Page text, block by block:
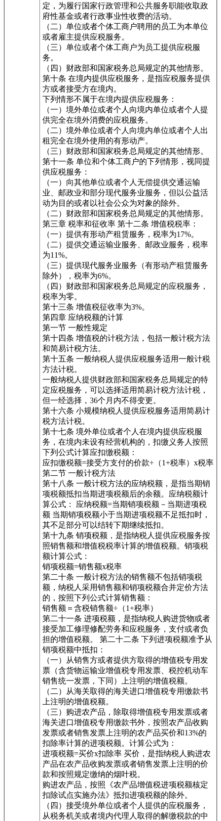
定，为履行国家行政管理和公共服务职能收取政
府性基金或者行政事业性收费的活动。
（二）单位或者个体工商户聘用的员工为本单位
或者雇主提供应税服务。
（三）单位或者个体工商户为员工提供应税服
务。
（四）财政部和国家税务总局规定的其他情形。
第十条 在境内提供应税服务，是指应税服务提供
方或者接受方在境内。
下列情形不属于在境内提供应税服务：
（一）境外单位或者个人向境内单位或者个人提
供完全在境外消费的应税服务。
（二）境外单位或者个人向境内单位或者个人出
租完全在境外使用的有形动产。
（三）财政部和国家税务总局规定的其他情形。
第十一条 单位和个体工商户的下列情形，视同提
供应税服务：
（一）向其他单位或者个人无偿提供交通运输
业、邮政业和部分现代服务业服务，但以公益活
动为目的或者以社会公众为对象的除外。
（二）财政部和国家税务总局规定的其他情形。
第三章 税率和征收率 第十二条 增值税税率：
（一）提供有形动产租赁服务，税率为17%。
（二）提供交通运输业服务、邮政业服务，税率
为11%。
（三）提供现代服务业服务（有形动产租赁服务
除外），税率为6%。
（四）财政部和国家税务总局规定的应税服务，
税率为零。
第十三条 增值税征收率为3%。
第四章 应纳税额的计算
第一节 一般性规定
第十四条 增值税的计税方法，包括一般计税方法
和简易计税方法。
第十五条 一般纳税人提供应税服务适用一般计税
方法计税。
一般纳税人提供财政部和国家税务总局规定的特
定应税服务，可以选择适用简易计税方法计税，
但一经选择，36个月内不得变更。
第十六条 小规模纳税人提供应税服务适用简易计
税方法计税。
第十七条 境外单位或者个人在境内提供应税服
务，在境内未设有经营机构的，扣缴义务人按照
下列公式计算应扣缴税额：
应扣缴税额=接受方支付的价款÷（1+税率）x税率
第二节 一般计税方法
第十八条 一般计税方法的应纳税额，是指当期销
项税额抵扣当期进项税额后的余额。应纳税额计
算公式： 应纳税额=当期销项税额－当期进项税
额 当期销项税额小于当期进项税额不足抵扣时，
其不足部分可以结转下期继续抵扣。
第十九条 销项税额，是指纳税人提供应税服务按
照销售额和增值税税率计算的增值税额。销项税
额计算公式：
销项税额=销售额x税率
第二十条 一般计税方法的销售额不包括销项税
额，纳税人采用销售额和销项税额合并定价方法
的，按照下列公式计算销售额：
销售额＝含税销售额÷（1+税率）
第二十一条 进项税额，是指纳税人购进货物或者
接受加工修理修配劳务和应税服务，支付或者负
担的增值税额。 第二十二条 下列进项税额准予从
销项税额中抵扣：
（一）从销售方或者提供方取得的增值税专用发
票（含货物运输业增值税专用发票、税控机动车
销售统一发票，下同）上注明的增值税额。
（二）从海关取得的海关进口增值税专用缴款书
上注明的增值税额。
（三）购进农产品，除取得增值税专用发票或者
海关进口增值税专用缴款书外，按照农产品收购
发票或者销售发票上注明的农产品买价和13%的
扣除率计算的进项税额。计算公式为：
进项税额=买价x扣除率 买价，是指纳税人购进农
产品在农产品收购发票或者销售发票上注明的价
款和按照规定缴纳的烟叶税。
购进农产品，按照《农产品增值税进项税额核定
扣除试点实施办法》抵扣进项税额的除外。
（四）接受境外单位或者个人提供的应税服务，
从税务机关或者境内代理人取得的解缴税款的中